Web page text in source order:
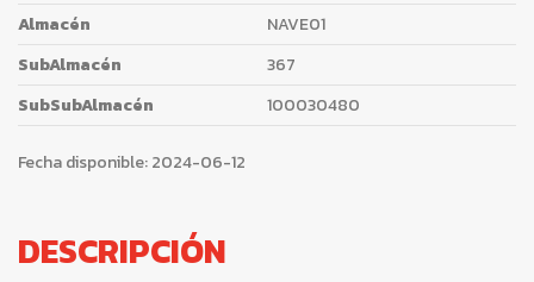
Almacén
NAVE01
SubAlmacén
367
SubSubAlmacén
100030480
Fecha disponible:2024-06-12
DESCRIPCIÓN